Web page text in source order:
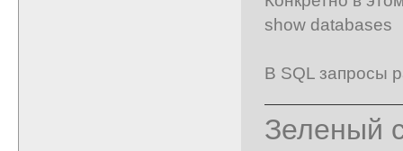
show databases
В SQL запросы
Зеленый